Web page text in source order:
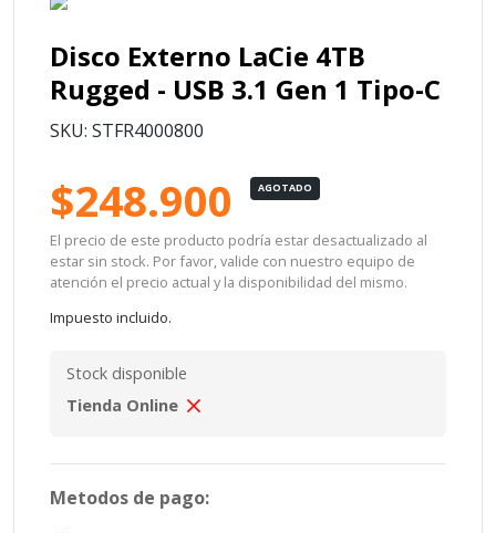
Disco Externo LaCie 4TB
Rugged - USB 3.1 Gen 1 Tipo-C
SKU: STFR4000800
$248.900 AGOTADO
El precio de este producto podría estar desactualizado al
estar sin stock. Por favor, valide con nuestro equipo de
atención el precio actual y la disponibilidad del mismo.
Impuesto incluido.
Stock disponible
Tienda Online
Metodos de pago: